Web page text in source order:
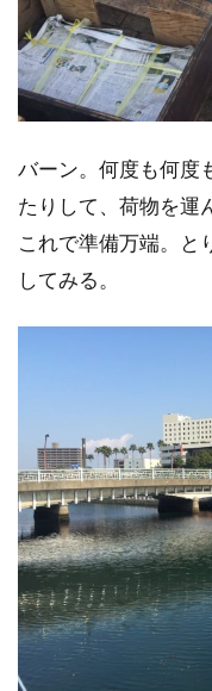
バーン。何度も何度
たりして、荷物を運
これで準備万端。と
してみる。